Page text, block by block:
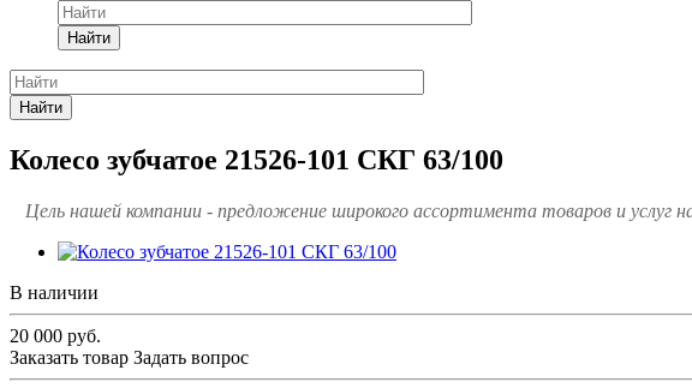
Найти
Найти
Колесо зубчатое 21526-101 СКГ 63/100
Цель нашей компании - предложение широкого ассортимента товаров и услуг
В наличии
20 000 руб.
Заказать товар Задать вопрос